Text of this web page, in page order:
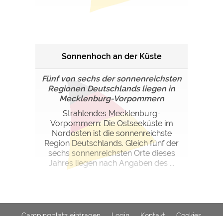
Sonnenhoch an der Küste
Fünf von sechs der sonnenreichsten
Regionen Deutschlands liegen in
Mecklenburg-Vorpommern
Strahlendes Mecklenburg-
Vorpommern: Die Ostseeküste im
Nordosten ist die sonnenreichste
Region Deutschlands. Gleich fünf der
sechs sonnenreichsten Orte dieses
Jahres liegen nach Angaben des ...